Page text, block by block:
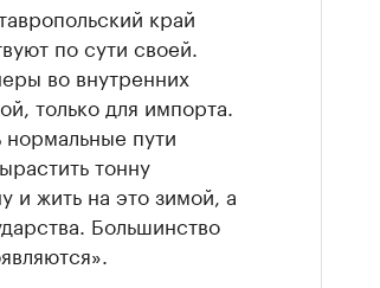
край
по сути своей.
во внутренних
только для импорта.
пути
тонну
и жить на это зимой, а
Большинство